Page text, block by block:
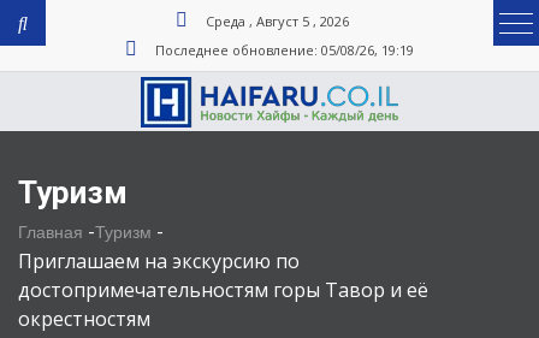
Среда , Август 5 , 2026
Последнее обновление: 05/08/26, 19:19
Туризм
Главная -Туризм -
Приглашаем на экскурсию по
достопримечательностям горы Тавор и её
окрестностям